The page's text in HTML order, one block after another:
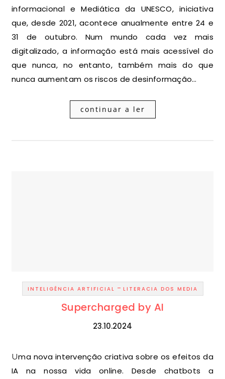
informacional e Mediática da UNESCO, iniciativa
que, desde 2021, acontece anualmente entre 24 e
31 de outubro. Num mundo cada vez mais
digitalizado, a informação está mais acessível do
que nunca, no entanto, também mais do que
nunca aumentam os riscos de desinformação…
continuar a ler
INTELIGÊNCIA ARTIFICIAL - LITERACIA DOS MEDIA
Supercharged by AI
23.10.2024
Uma nova intervenção criativa sobre os efeitos da
IA na nossa vida online. Desde chatbots a